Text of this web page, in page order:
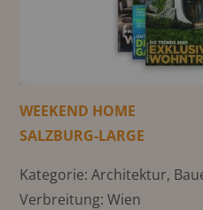
WEEKEND HOME
SALZBURG-LARGE
Kategorie: Architektur,
Verbreitung: Wien